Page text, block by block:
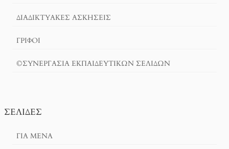
ΔΙΑΔΙΚΤΥΑΚΈΣ ΑΣΚΉΣΕΙΣ
ΓΡΙΦΟΙ
©ΣΥΝΕΡΓΑΣΙΑ ΕΚΠΑΙΔΕΥΤΙΚΩΝ ΣΕΛΙΔΩΝ
ΣΕΛΊΔΕΣ
ΓΙΑ ΜΕΝΑ